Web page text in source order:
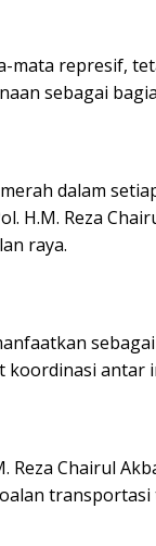
mata represif,
sebagai
dalam
H.M. Reza
raya.
koordinasi antar
Reza Chairul